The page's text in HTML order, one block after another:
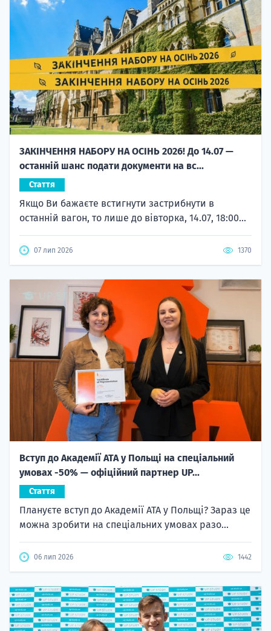
ЗАКІНЧЕННЯ НАБОРУ НА ОСІНЬ 2026! До 14.07 —
останній шанс подати документи на вс...
Стаття
Якщо Ви бажаєте встигнути застрибнути в
останній вагон, то лише до вівторка, 14.07, 18:00...
07 лип 2026 1370
Вступ до Академії ATA у Польщі на спеціальний
умовах -50% — офіційний партнер UP...
Стаття
Плануєте вступ до Академії ATA у Польщі? Зараз це
можна зробити на спеціальних умовах разо...
06 лип 2026 1442